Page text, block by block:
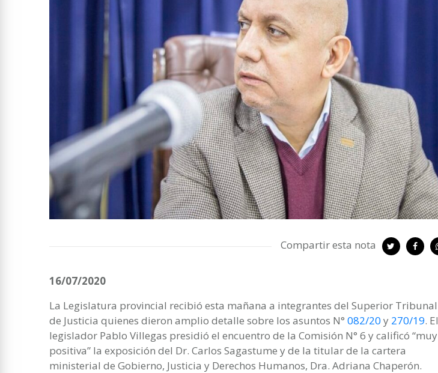
Compartir esta nota
16/07/2020
La Legislatura provincial recibió esta mañana a integrantes del Superior Tribunal
de Justicia quienes dieron amplio detalle sobre los asuntos N° 082/20 y 270/19. El
legislador Pablo Villegas presidió el encuentro de la Comisión N° 6 y calificó “muy
positiva” la exposición del Dr. Carlos Sagastume y de la titular de la cartera
ministerial de Gobierno, Justicia y Derechos Humanos, Dra. Adriana Chaperón.